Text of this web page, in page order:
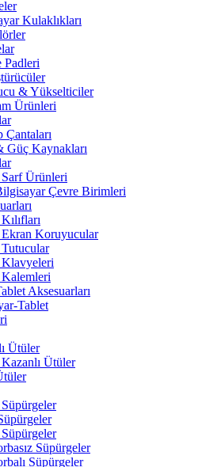
Kulaklıkları
Padleri
& Yükselticiler
Ürünleri
Çantaları
Güç Kaynakları
Sarf Ürünleri
Çevre Birimleri
Ekran Koruyucular
Klavyeleri
Aksesuarları
Tablet
Ütüler
Ütüler
Süpürgeler
Süpürgeler